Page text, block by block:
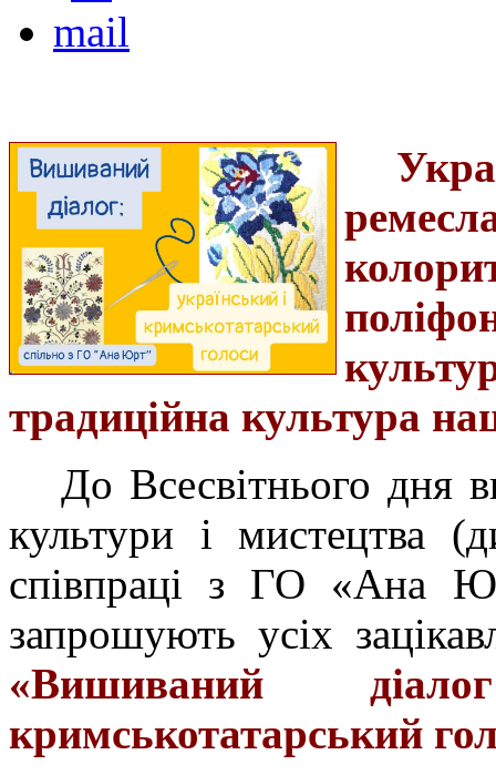
традиційна культура
До Всесвітнього дня
культури і мистецтва
співпраці з ГО «Ана
запрошують усіх
«Вишиваний
кримськотатарський